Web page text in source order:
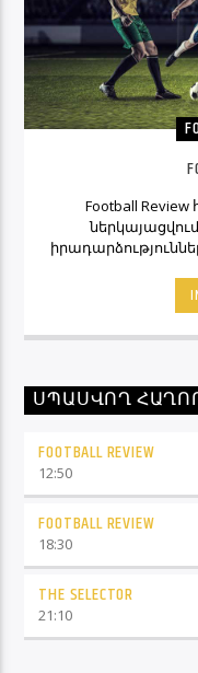
Football
տեսակետները։
Ֆուտբոլ Ռիվյու
կլինեք
ՍՊԱՍՎՈՂ
FOOTBALL REVIEW
12:50
FOOTBALL REVIEW
18:30
THE SELECTOR
21:10